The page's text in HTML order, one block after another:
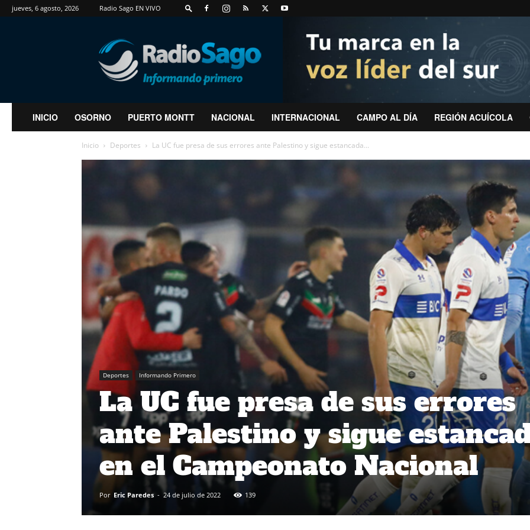
jueves, 6 agosto, 2026 Radio Sago EN VIVO
RadioSago
INICIO OSORNO PUERTO MONTT NACIONAL INTERNACIONAL CAMPO AL DÍA REGIÓN ACUÍCOLA
Inicio Deportes La UC fue presa de sus errores ante Palestino y sigue estancada...
Deportes Informando Primero
La UC fue presa de sus errores
ante Palestino y sigue
en el Campeonato Nacional
Por Eric Paredes - 24 de julio de 2022 139